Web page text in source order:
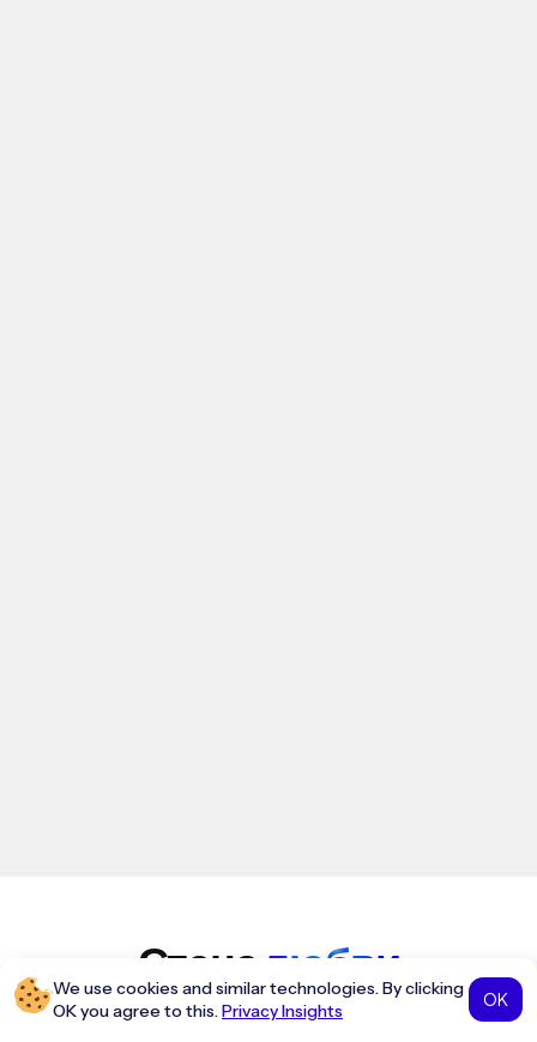
We use cookies and similar technologies. By clicking
OK you agree to this.Privacy Insights
OK
Стена любви
Узнайте из первых рук мнение нашего